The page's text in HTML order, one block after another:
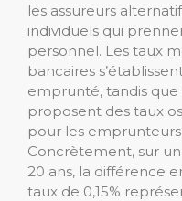
les assureurs
individuels qui
personnel. Les taux
bancaires
emprunté, tandis
proposent des taux
pour les
Concrètement, sur
20 ans, la différence
taux de 0,15%